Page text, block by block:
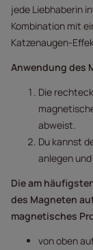
jede Liebhaberin
Kombination mit
Katzenaugen-
Anwendung des
Die
abweist.
Du kannst
anlegen
Die am
des Magneten
magnetisches
von oben